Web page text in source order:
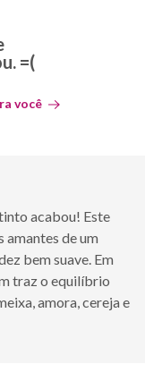
=(
você
acabou! Este
amantes de um
bem suave. Em
traz o equilíbrio
amora, cereja e